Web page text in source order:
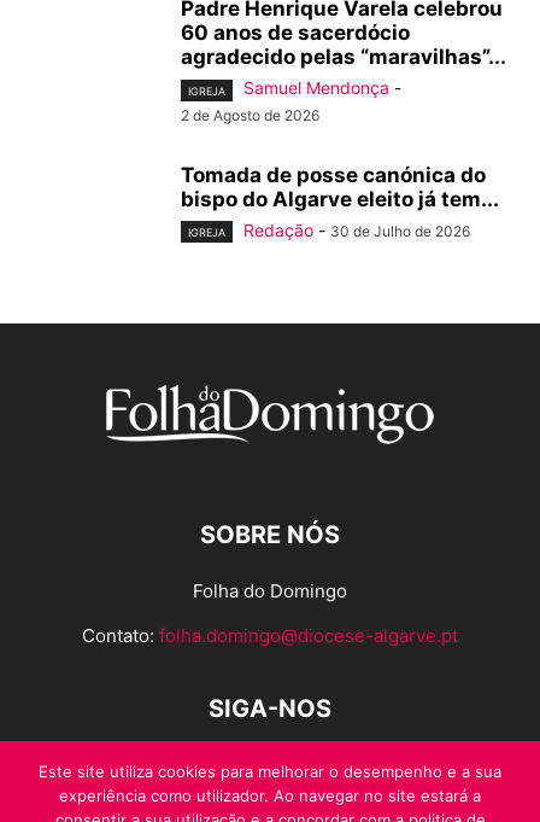
Padre Henrique Varela celebrou
60 anos de sacerdócio
agradecido pelas “maravilhas”...
IGREJA Samuel Mendonça -
2 de Agosto de 2026
Tomada de posse canónica do
bispo do Algarve eleito já tem...
IGREJA Redação - 30 de Julho de 2026
SOBRE NÓS
Folha do Domingo
Contato: folha.domingo@diocese-algarve.pt
SIGA-NOS
Este site utiliza cookies para melhorar o desempenho e a sua
experiência como utilizador. Ao navegar no site estará a